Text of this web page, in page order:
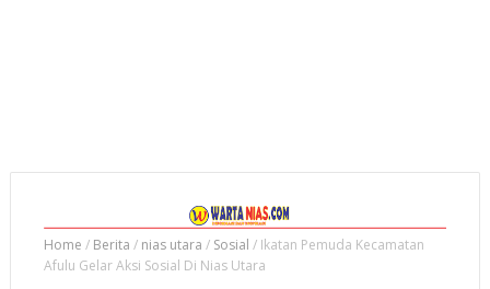
Home / Berita / nias utara / Sosial / Ikatan Pemuda Kecamatan
Afulu Gelar Aksi Sosial Di Nias Utara